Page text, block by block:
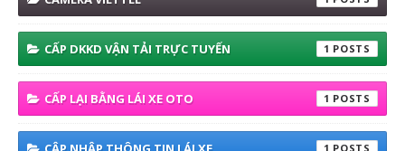
CẤP DKKD VẬN TẢI TRỰC TUYẾN 1
CẤP LẠI BẰNG LÁI XE OTO 1
1